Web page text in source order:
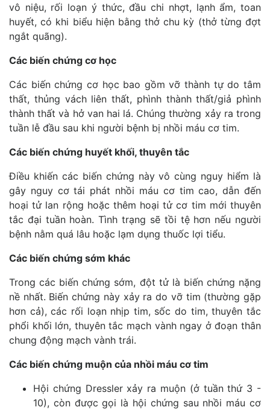
vô niệu, rối loạn ý thức, đầu chi nhợt, lạnh ẩm, toan
huyết, có khi biểu hiện bằng thở chu kỳ (thở từng đợt
ngắt quãng).
Các biến chứng cơ học
Các biến chứng cơ học bao gồm vỡ thành tự do tâm
thất, thủng vách liên thất, phình thành thất/giả phình
thành thất và hở van hai lá. Chúng thường xảy ra trong
tuần lễ đầu sau khi người bệnh bị nhồi máu cơ tim.
Các biến chứng huyết khối, thuyên tắc
Điều khiến các biến chứng này vô cùng nguy hiểm là
gây nguy cơ tái phát nhồi máu cơ tim cao, dẫn đến
hoại tử lan rộng hoặc thêm hoại tử cơ tim mới thuyên
tắc đại tuần hoàn. Tình trạng sẽ tồi tệ hơn nếu người
bệnh nằm quá lâu hoặc lạm dụng thuốc lợi tiểu.
Các biến chứng sớm khác
Trong các biến chứng sớm, đột tử là biến chứng nặng
nề nhất. Biến chứng này xảy ra do vỡ tim (thường gặp
hơn cả), các rối loạn nhịp tim, sốc do tim, thuyên tắc
phổi khối lớn, thuyên tắc mạch vành ngay ở đoạn thân
chung động mạch vành trái.
Các biến chứng muộn của nhồi máu cơ tim
Hội chứng Dressler xảy ra muộn (ở tuần thứ 3 -
10), còn được gọi là hội chứng sau nhồi máu cơ